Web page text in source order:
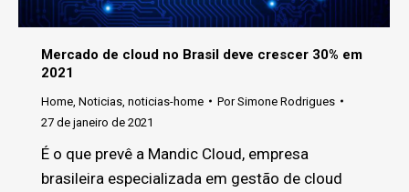
Mercado de cloud no Brasil deve crescer 30% em
2021
Home Noticias noticias-home PorSimone Rodrigues
27 de janeiro de 2021
É o que prevê a Mandic Cloud, empresa
brasileira especializada em gestão de cloud